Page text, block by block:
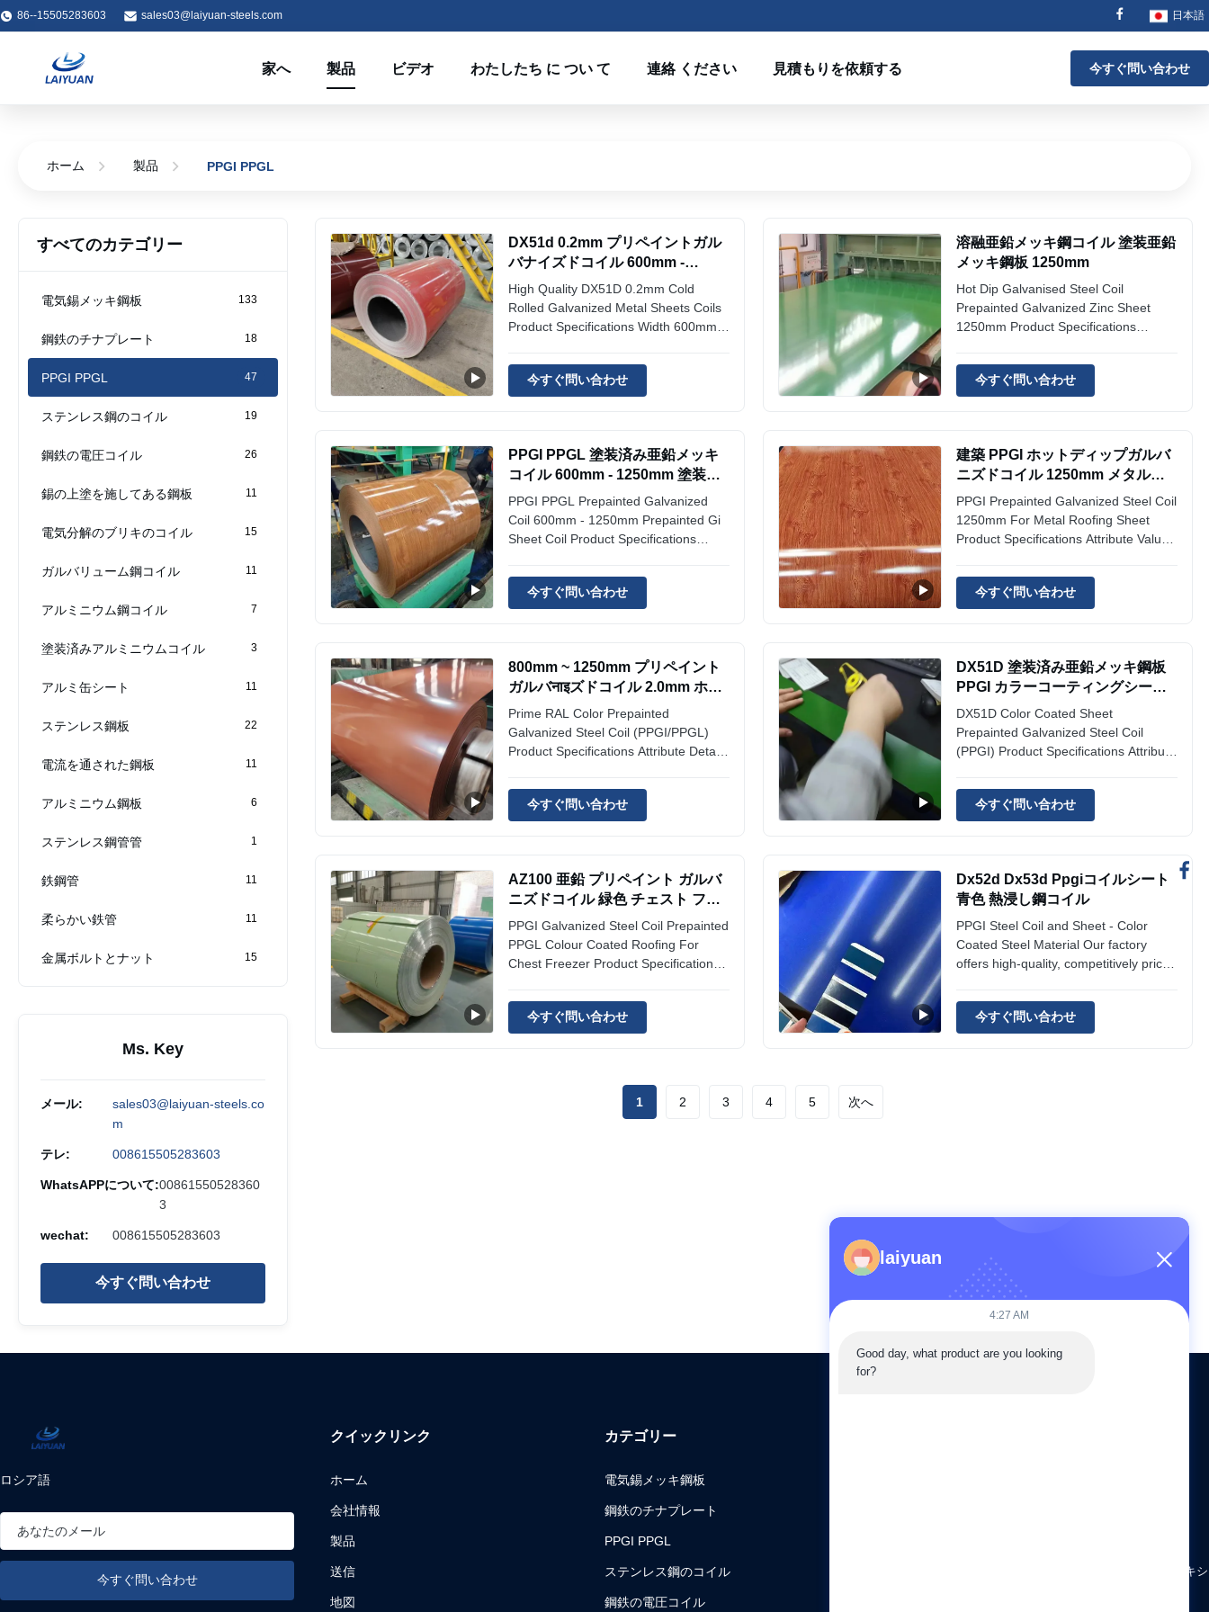
86--15505283603 sales03@laiyuan-steels.com 日本語
家へ 製品 ビデオ わたしたち に つい て 連絡 ください 見積もりを依頼する 今すぐ問い合わせ
ホーム 製品 PPGI PPGL
すべてのカテゴリー
電気錫メッキ鋼板 133
鋼鉄のチナプレート 18
PPGI PPGL 47
ステンレス鋼のコイル 19
鋼鉄の電圧コイル 26
錫の上塗を施してある鋼板 11
電気分解のブリキのコイル 15
ガルバリューム鋼コイル 11
アルミニウム鋼コイル 7
塗装済みアルミニウムコイル 3
アルミ缶シート 11
ステンレス鋼板 22
電流を通された鋼板 11
アルミニウム鋼板 6
ステンレス鋼管管 1
鉄鋼管 11
柔らかい鉄管 11
金属ボルトとナット 15
Ms. Key
メール:
sales03@laiyuan-steels.co
m
テレ: 008615505283603
WhatsAPPについて:00861550528360
3
wechat: 008615505283603
今すぐ問い合わせ
DX51d 0.2mm プリペイントガル
バナイズドコイル 600mm -
1250mm 冷熱巻きガルバナイズド
コイル
High Quality DX51D 0.2mm Cold
Rolled Galvanized Metal Sheets Coils
Product Specifications Width 600mm-
Red/Blue/Green/Black/White/Gray/RAL
Colors Surface Treatment Coated Zinc
今すぐ問い合わせ
溶融亜鉛メッキ鋼コイル 塗装亜鉛
メッキ鋼板 1250mm
Hot Dip Galvanised Steel Coil
Prepainted Galvanized Zinc Sheet
1250mm Product Specifications
Galvanized Prepainted Steel Sheet
Coil Zinc Coated 1250mm Width
...
今すぐ問い合わせ
PPGI PPGL 塗装済み亜鉛メッキ
コイル 600mm - 1250mm 塗装済
み GI シートコイル
PPGI PPGL Prepainted Galvanized
Coil 600mm - 1250mm Prepainted Gi
Sheet Coil Product Specifications
Gi Steel Coil / Color Coated
Galvanized Corrugated Roofing Iron
Color Surface ...
今すぐ問い合わせ
建築 PPGI ホットディップガルバ
ニズドコイル 1250mm メタル屋
根コイルシート
PPGI Prepainted Galvanized Steel Coil
1250mm For Metal Roofing Sheet
Product Specifications Attribute Value
Galvanized Steel Coil 1250mm For
Metal Roofing Sheet Width 600mm-
...
今すぐ問い合わせ
800mm ~ 1250mm プリペイント
ガルバनाइズドコイル 2.0mm ホッ
トディプガルバनाइズドコイル
Prime RAL Color Prepainted
Galvanized Steel Coil (PPGI/PPGL)
Product Specifications Attribute Details
Prepainted Galvanized Steel Coil PPGI
/ PPGL Cold Rolled Steel Sheet Width
Colors ...
今すぐ問い合わせ
DX51D 塗装済み亜鉛メッキ鋼板
PPGI カラーコーティングシート
600mm
DX51D Color Coated Sheet
Prepainted Galvanized Steel Coil
(PPGI) Product Specifications Attribute
800~1250mm Color Options
Red/Blue/Green/Black/White/Gray/RAL
Punching, ...
今すぐ問い合わせ
AZ100 亜鉛 プリペイント ガルバ
ニズドコイル 緑色 チェスト フリ
ーザー Ppgl カラー コーティング
レシート
PPGI Galvanized Steel Coil Prepainted
PPGL Colour Coated Roofing For
Chest Freezer Product Specifications
Steel Coil Prepainted PPGL Colour
Coated Roofing For Chest Freezer
今すぐ問い合わせ
Dx52d Dx53d Ppgiコイルシート
青色 熱浸し鋼コイル
PPGI Steel Coil and Sheet - Color
Coated Steel Material Our factory
offers high-quality, competitively priced
steel coils and sheets with excellent
anti-corrosion properties, available in
今すぐ問い合わせ
1 2 3 4 5 次へ
ロシア語
クイックリンク
ホーム
会社情報
製品
送信
地図
カテゴリー
電気錫メッキ鋼板
鋼鉄のチナプレート
PPGI PPGL
ステンレス鋼のコイル
鋼鉄の電圧コイル
G16,66 Chunhui Middle Road, Xishan 経済開発区, ウキシ
laiyuan
4:27 AM
Good day, what product are you looking
for?